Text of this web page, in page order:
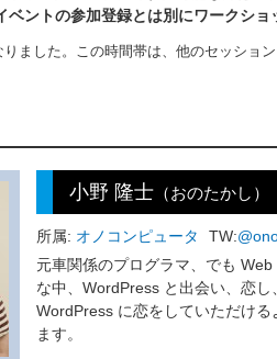
ベントの参加登録とは別にワークシ
ました。この時間帯は、他のセッショ
小野 隆士 （おのたかし）
所属: オノコンピュータ TW:
元車関係のプログラマ、でも
な中、WordPress と出会い、恋
WordPress に恋をしていただけ
ます。